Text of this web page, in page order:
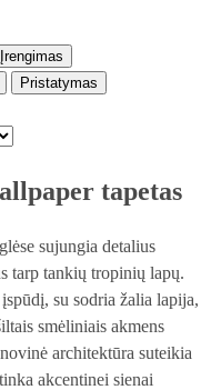
Įrengimas
Pristatymas
tapetas
sujungia detalius
tarp tankių tropinių lapų.
su sodria žalia lapija,
smėliniais akmens
architektūra suteikia
akcentinei sienai